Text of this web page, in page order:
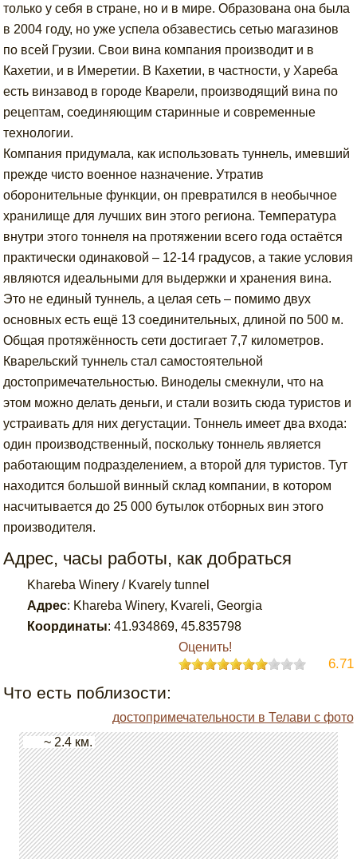
только у себя в стране, но и в мире. Образована она была
в 2004 году, но уже успела обзавестись сетью магазинов
по всей Грузии. Свои вина компания производит и в
Кахетии, и в Имеретии. В Кахетии, в частности, у Хареба
есть винзавод в городе Кварели, производящий вина по
рецептам, соединяющим старинные и современные
технологии.
Компания придумала, как использовать туннель, имевший
прежде чисто военное назначение. Утратив
оборонительные функции, он превратился в необычное
хранилище для лучших вин этого региона. Температура
внутри этого тоннеля на протяжении всего года остаётся
практически одинаковой – 12-14 градусов, а такие условия
являются идеальными для выдержки и хранения вина.
Это не единый туннель, а целая сеть – помимо двух
основных есть ещё 13 соединительных, длиной по 500 м.
Общая протяжённость сети достигает 7,7 километров.
Кварельский туннель стал самостоятельной
достопримечательностью. Виноделы смекнули, что на
этом можно делать деньги, и стали возить сюда туристов и
устраивать для них дегустации. Тоннель имеет два входа:
один производственный, поскольку тоннель является
работающим подразделением, а второй для туристов. Тут
находится большой винный склад компании, в котором
насчитывается до 25 000 бутылок отборных вин этого
производителя.
Адрес, часы работы, как добраться
Khareba Winery / Kvarely tunnel
Адрес: Khareba Winery, Kvareli, Georgia
Координаты: 41.934869,45.835798
Оценить!
6.71
Что есть поблизости:
достопримечательности в Телави с фото
~ 2.4 км.